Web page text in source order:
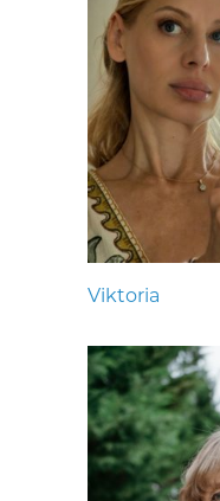
Viktoria